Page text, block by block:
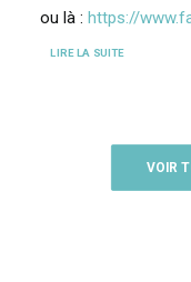
ou là : https://
LIRE LA SUITE
VOIR